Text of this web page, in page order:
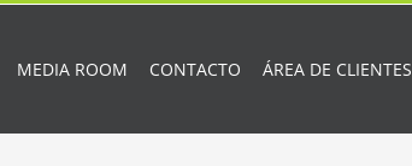
MEDIA ROOM CONTACTO ÁREA DE CLIENTES